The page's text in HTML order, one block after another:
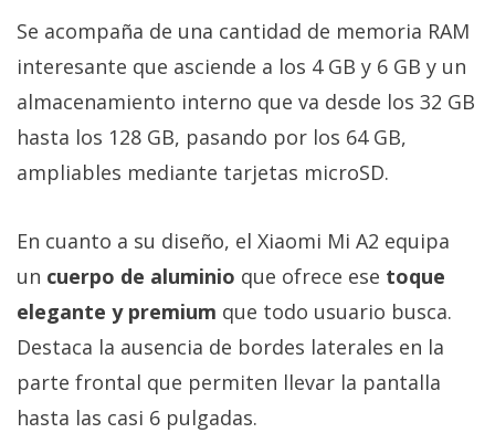
Se acompaña de una cantidad de memoria RAM
interesante que asciende a los 4 GB y 6 GB y un
almacenamiento interno que va desde los 32 GB
hasta los 128 GB, pasando por los 64 GB,
ampliables mediante tarjetas microSD.
En cuanto a su diseño, el Xiaomi Mi A2 equipa
un cuerpo de aluminio que ofrece ese toque
elegante y premium que todo usuario busca.
Destaca la ausencia de bordes laterales en la
parte frontal que permiten llevar la pantalla
hasta las casi 6 pulgadas.